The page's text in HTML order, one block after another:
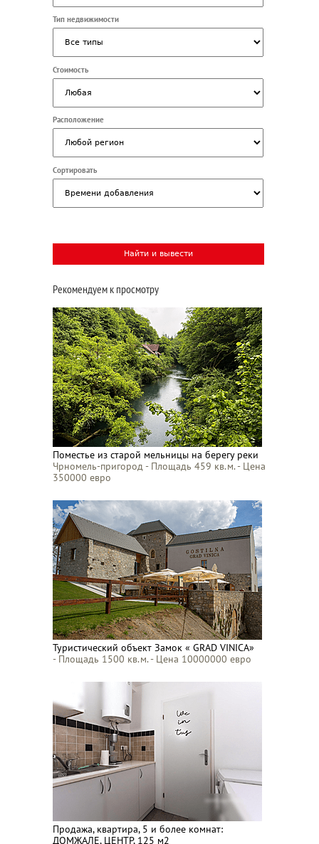
Тип недвижимости
Стоимость
Расположение
Сортировать
Рекомендуем к просмотру
Поместье из старой мельницы на берегу реки
Чрномель-пригород - Площадь 459 кв.м. - Цена
350000 евро
Туристический объект Замок « GRAD VINICA»
- Площадь 1500 кв.м. - Цена 10000000 евро
Продажа, квартира, 5 и более комнат:
ДОМЖАЛЕ, ЦЕНТР, 125 м2